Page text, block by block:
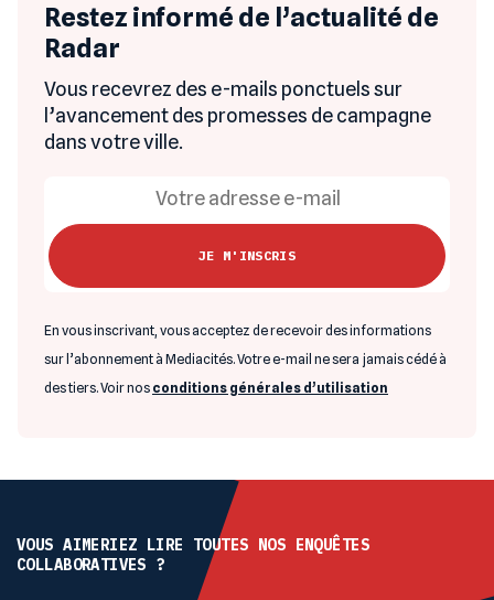
Restez informé de l’actualité de
Radar
Vous recevrez des e-mails ponctuels sur
l’avancement des promesses de campagne
dans votre ville.
En vous inscrivant, vous acceptez de recevoir des informations
sur l’abonnement à Mediacités. Votre e-mail ne sera jamais cédé à
des tiers. Voir nos conditions générales d’utilisation
VOUS AIMERIEZ LIRE TOUTES NOS ENQUÊTES
COLLABORATIVES ?